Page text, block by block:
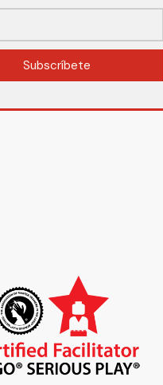
Subscríbete